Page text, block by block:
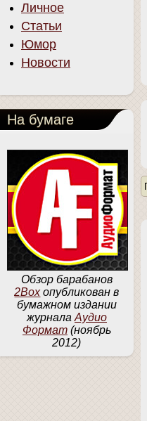
Личное
Статьи
Юмор
Новости
На бумаге
Обзор барабанов
2Boxопубликован в
бумажном издании
журнала Аудио
Формат (ноябрь
2012)